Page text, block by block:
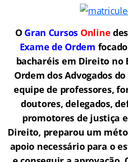
O Gran Cursos Online
Exame de Ordem fo
bacharéis em Direito no
Ordem dos Advogados
equipe de professores,
doutores, delegados,
promotores de justiça
Direito, preparou um
apoio necessário para o